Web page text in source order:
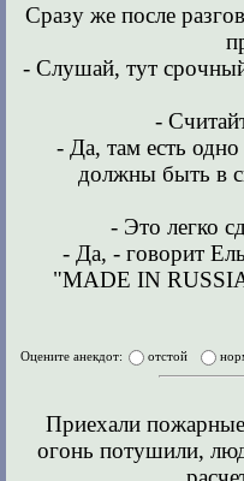
Сразу же после
- Слушай, тут
-
- Да, там есть
должны быть в
- Это легко
- Да, - говорит
"MADE IN
Оцените анекдот: отстой
Приехали
огонь потушили,